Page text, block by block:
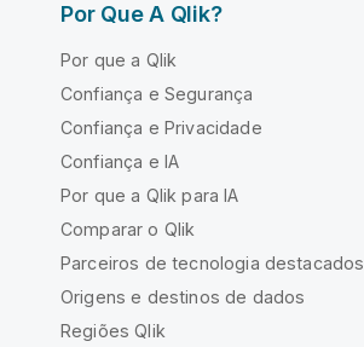
Por Que A Qlik?
Por que a Qlik
Confiança e Segurança
Confiança e Privacidade
Confiança e IA
Por que a Qlik para IA
Comparar o Qlik
Parceiros de tecnologia destacados
Origens e destinos de dados
Regiões Qlik